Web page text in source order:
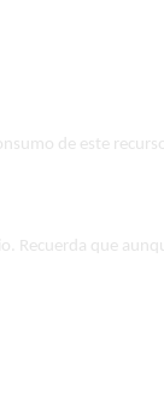
de este
Recuerda que